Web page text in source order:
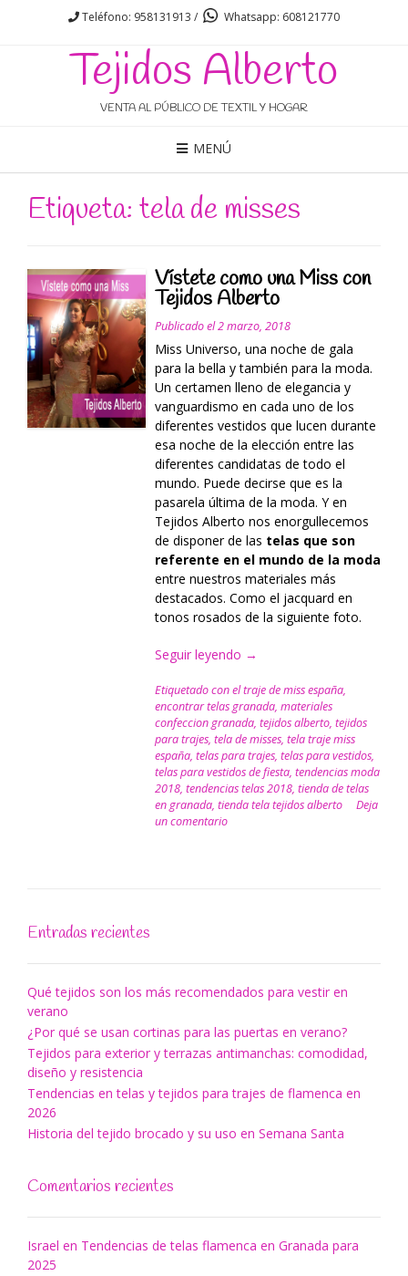
Teléfono: 958131913 / Whatsapp: 608121770
Tejidos Alberto
VENTA AL PÚBLICO DE TEXTIL Y HOGAR
MENÚ
Etiqueta: tela de misses
Vístete como una Miss con
Tejidos Alberto
Publicado el2 marzo, 2018
Miss Universo, una noche de gala
para la bella y también para la moda.
Un certamen lleno de elegancia y
vanguardismo en cada uno de los
diferentes vestidos que lucen durante
esa noche de la elección entre las
diferentes candidatas de todo el
mundo. Puede decirse que es la
pasarela última de la moda. Y en
Tejidos Alberto nos enorgullecemos
de disponer de las telas que son
referente en el mundo de la moda
entre nuestros materiales más
destacados. Como el jacquard en
tonos rosados de la siguiente foto.
Seguir leyendo “Vístete
una
Miss
con
Tejidos
Alberto”
→
Etiquetado conel traje de miss españa,
encontrar telas granada, materiales
confeccion granada, tejidos alberto, tejidos
para trajes, tela de misses, tela traje miss
españa, telas para trajes, telas para vestidos,
telas para vestidos de fiesta, tendencias moda
2018, tendencias telas 2018, tienda de telas
en granada, tienda tela tejidos alberto
Deja
un comentario
Entradas recientes
Qué tejidos son los más recomendados para vestir en
verano
¿Por qué se usan cortinas para las puertas en verano?
Tejidos para exterior y terrazas antimanchas: comodidad,
diseño y resistencia
Tendencias en telas y tejidos para trajes de flamenca en
2026
Historia del tejido brocado y su uso en Semana Santa
Comentarios recientes
Israel en Tendencias de telas flamenca en Granada para
2025